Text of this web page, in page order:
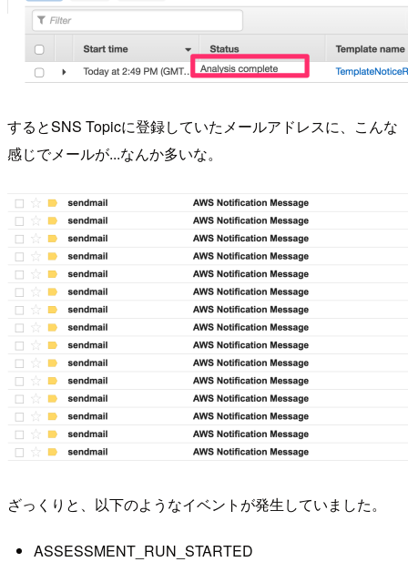
するとSNS Topicに登録していたメールアドレスに、こんな
感じでメールが...なんか多いな。
ざっくりと、以下のようなイベントが発生していました。
ASSESSMENT_RUN_STARTED